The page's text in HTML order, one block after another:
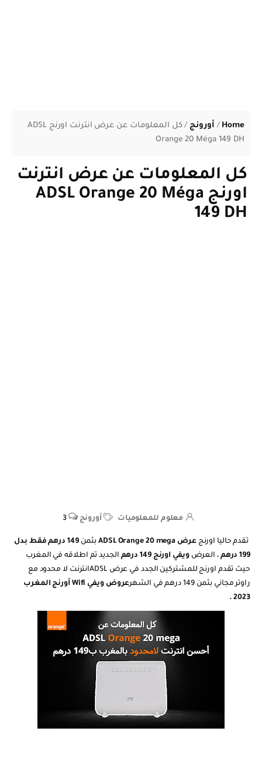
Home
/ أورونج /
كل المعلومات عن عرض انترنت اورنج ADSL
Orange 20 Méga 149 DH
كل المعلومات عن عرض انترنت
اورنج ADSL Orange 20 Méga
149 DH
معلوم للمعلوميات أورونج 3
تقدم حاليا اورنجعرض ADSL Orange 20 mega بثمن
149 درهم فقط بدل
199 درهم
، العرضويفي اورنج 149 درهم
الجديد تم اطلاقه في المغرب
حيث تقدم اورنج للمشتركين الجدد في عرض ADSLانترنت لا محدود مع
راوتر مجاني بثمن 149
درهمفي الشهر
عروض ويفي Wifi أورنج المغرب
2023 .